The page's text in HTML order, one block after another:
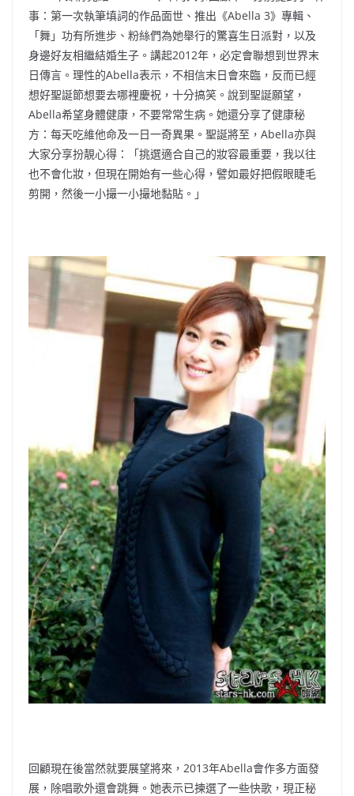
事：第一次執筆填詞的作品面世、推出《Abella 3》專輯、
「舞」功有所進步、粉絲們為她舉行的驚喜生日派對，以及
身邊好友相繼結婚生子。講起2012年，必定會聯想到世界末
日傳言。理性的Abella表示，不相信末日會來臨，反而已經
想好聖誕節想要去哪裡慶祝，十分搞笑。說到聖誕願望，
Abella希望身體健康，不要常常生病。她還分享了健康秘
方：每天吃維他命及一日一奇異果。聖誕將至，Abella亦與
大家分享扮靚心得：「挑選適合自己的妝容最重要，我以往
也不會化妝，但現在開始有一些心得，譬如最好把假眼睫毛
剪開，然後一小撮一小撮地黏貼。」
回顧現在後當然就要展望將來，2013年Abella會作多方面發
展，除唱歌外還會跳舞。她表示已揀選了一些快歌，現正秘